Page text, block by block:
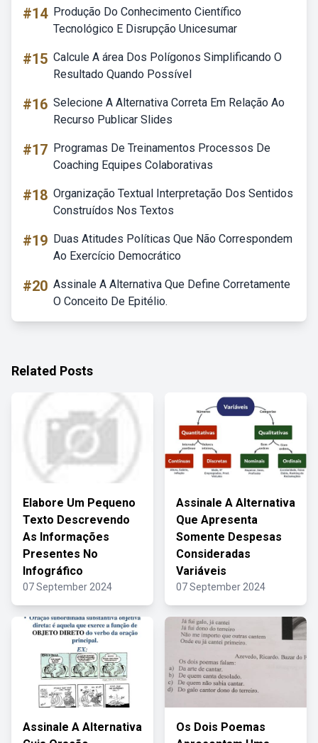
#14 Produção Do Conhecimento Científico
Tecnológico E Disrupção Unicesumar
#15 Calcule A área Dos Polígonos Simplificando O
Resultado Quando Possível
#16 Selecione A Alternativa Correta Em Relação Ao
Recurso Publicar Slides
#17 Programas De Treinamentos Processos De
Coaching Equipes Colaborativas
#18 Organização Textual Interpretação Dos Sentidos
Construídos Nos Textos
#19 Duas Atitudes Políticas Que Não Correspondem
Ao Exercício Democrático
#20 Assinale A Alternativa Que Define Corretamente
O Conceito De Epitélio.
Related Posts
Elabore Um Pequeno
Texto Descrevendo
As Informações
Presentes No
Infográfico
07 September 2024
Assinale A Alternativa
Que Apresenta
Somente Despesas
Consideradas
Variáveis
07 September 2024
Assinale A Alternativa
Os Dois Poemas